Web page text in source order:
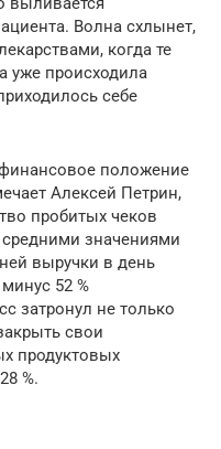
Волна схлынет,
когда те
уже происходила
себе
положение
Алексей Петрин,
пробитых чеков
значениями
выручки в день
52 %
затронул не только
свои
продуктовых
%.